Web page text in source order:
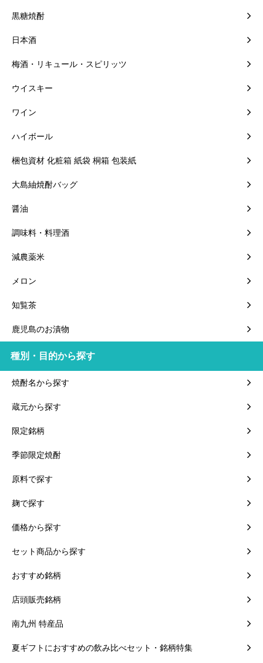
黒糖焼酎
日本酒
梅酒・リキュール・スピリッツ
ウイスキー
ワイン
ハイボール
梱包資材 化粧箱 紙袋 桐箱 包装紙
大島紬焼酎バッグ
醤油
調味料・料理酒
減農薬米
メロン
知覧茶
鹿児島のお漬物
種別・目的から探す
焼酎名から探す
蔵元から探す
限定銘柄
季節限定焼酎
原料で探す
麹で探す
価格から探す
セット商品から探す
おすすめ銘柄
店頭販売銘柄
南九州 特産品
夏ギフトにおすすめの飲み比べセット・銘柄特集